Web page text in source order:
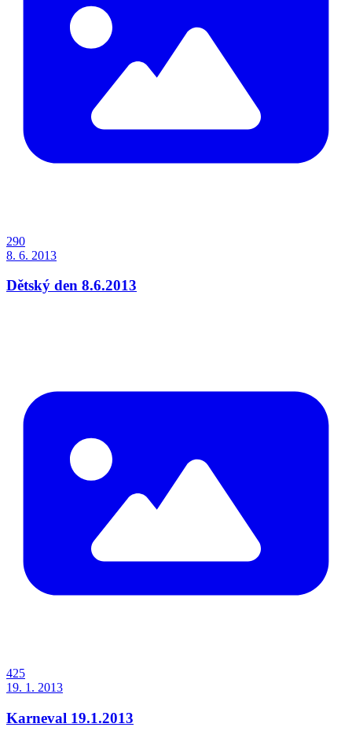
290
8. 6. 2013
Dětský den 8.6.2013
425
19. 1. 2013
Karneval 19.1.2013